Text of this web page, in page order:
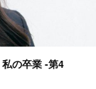
の卒業 -第4